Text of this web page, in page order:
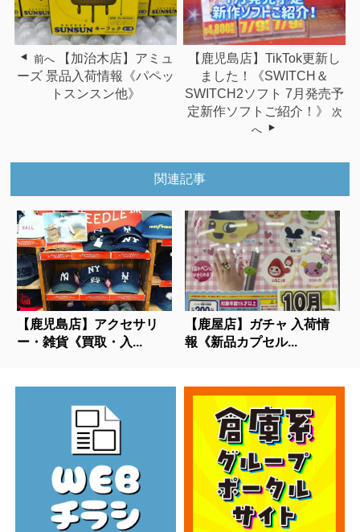
前へ
【加治木店】アミュ
ーズ 景品入荷情報《パペッ
トスンスン他》
【鹿児島店】TikTok更新し
ました！《SWITCH＆
SWITCH2ソフト 7月発売予
定新作ソフトご紹介！》
次
へ
関連記事
【鹿児島店】アクセサリ
ー・雑貨《買取・入...
【鹿屋店】ガチャ 入荷情
報《新品カプセル...